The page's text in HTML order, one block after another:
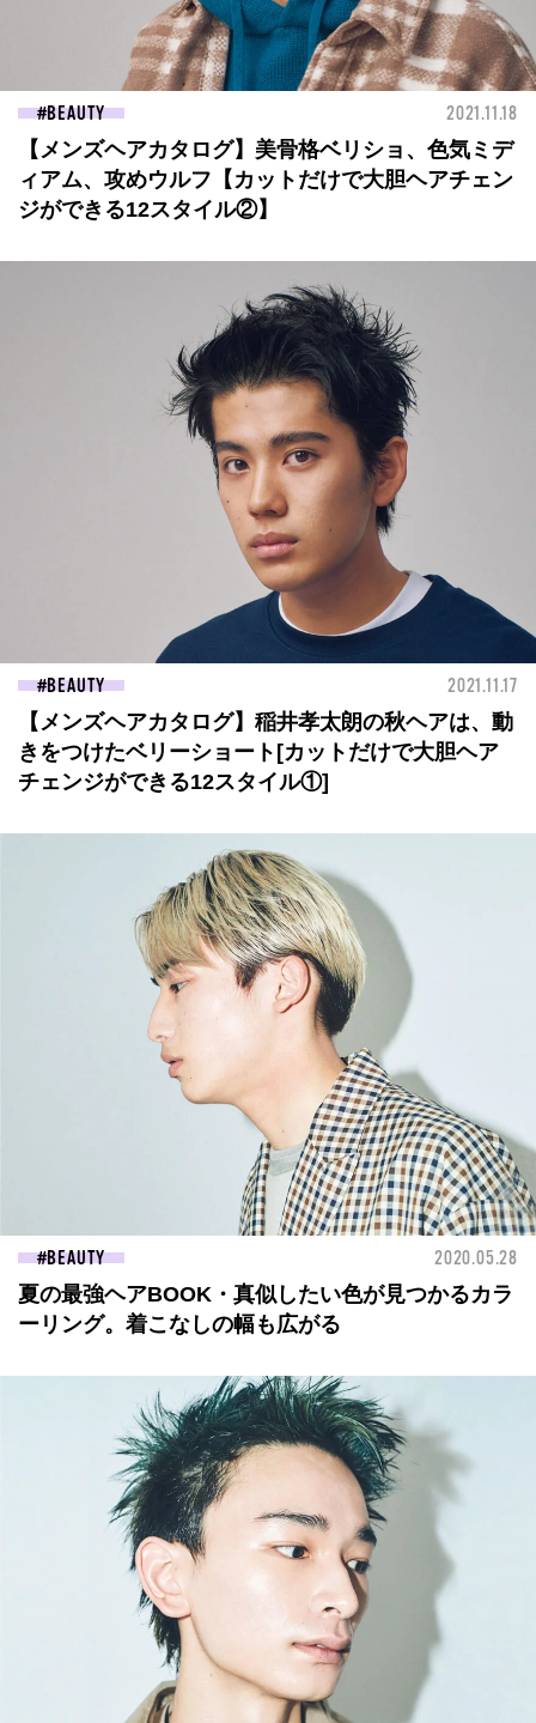
BEAUTY 2021.11.18
【メンズヘアカタログ】美骨格ベリショ、色気ミデ
ィアム、攻めウルフ【カットだけで大胆ヘアチェン
ジができる12スタイル②】
BEAUTY 2021.11.17
【メンズヘアカタログ】稲井孝太朗の秋ヘアは、動
きをつけたベリーショート[カットだけで大胆ヘア
チェンジができる12スタイル①]
BEAUTY 2020.05.28
夏の最強ヘアBOOK・真似したい色が見つかるカラ
ーリング。着こなしの幅も広がる